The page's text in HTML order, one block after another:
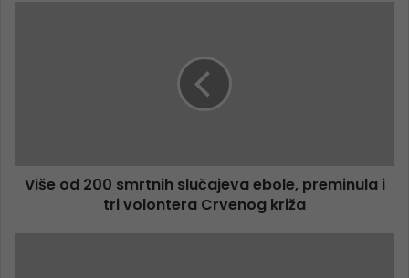
Više od 200 smrtnih slučajeva ebole, preminula i
tri volontera Crvenog križa